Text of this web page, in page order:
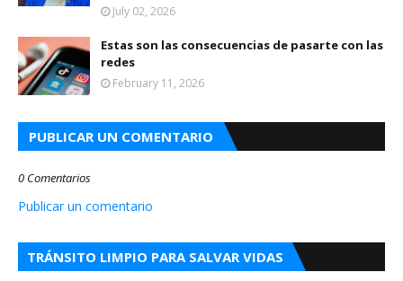
July 02, 2026
Estas son las consecuencias de pasarte con las
redes
February 11, 2026
PUBLICAR UN COMENTARIO
0 Comentarios
Publicar un comentario
TRÁNSITO LIMPIO PARA SALVAR VIDAS